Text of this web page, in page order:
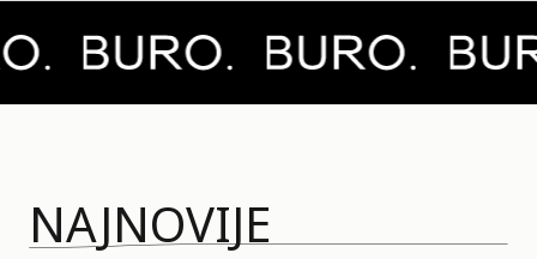
NAJNOVIJE